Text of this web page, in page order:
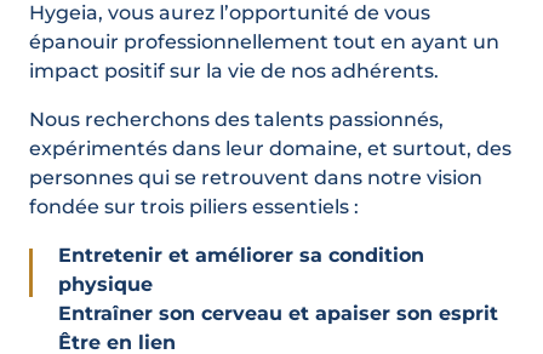
Hygeia, vous aurez l’opportunité de vous
épanouir professionnellement tout en ayant un
impact positif sur la vie de nos adhérents.
Nous recherchons des talents passionnés,
expérimentés dans leur domaine, et surtout, des
personnes qui se retrouvent dans notre vision
fondée sur trois piliers essentiels :
Entretenir et améliorer sa condition
physique
Entraîner son cerveau et apaiser son esprit
Être en lien